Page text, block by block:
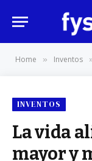
Home » Inventos
INVENTOS
La vida
mayor y